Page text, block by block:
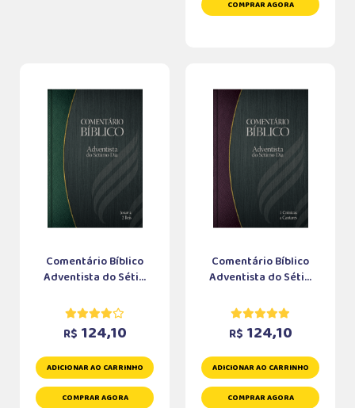
COMPRAR AGORA
Comentário Bíblico
Adventista do Séti...
R$ 124,10
ADICIONAR AO CARRINHO
COMPRAR AGORA
Comentário Bíblico
Adventista do Séti...
R$ 124,10
ADICIONAR AO CARRINHO
COMPRAR AGORA